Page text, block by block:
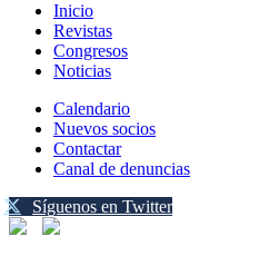
Inicio
Revistas
Congresos
Noticias
Calendario
Nuevos socios
Contactar
Canal de denuncias
Síguenos en Twitter